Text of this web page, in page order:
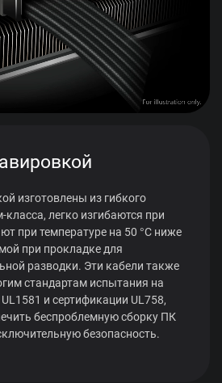
изготовлены из гибкого
легко изгибаются при
при температуре на 50 °C ниже
при прокладке для
разводки. Эти кабели также
стандартам испытания на
и сертификации UL758,
беспроблемную сборку ПК
безопасность.